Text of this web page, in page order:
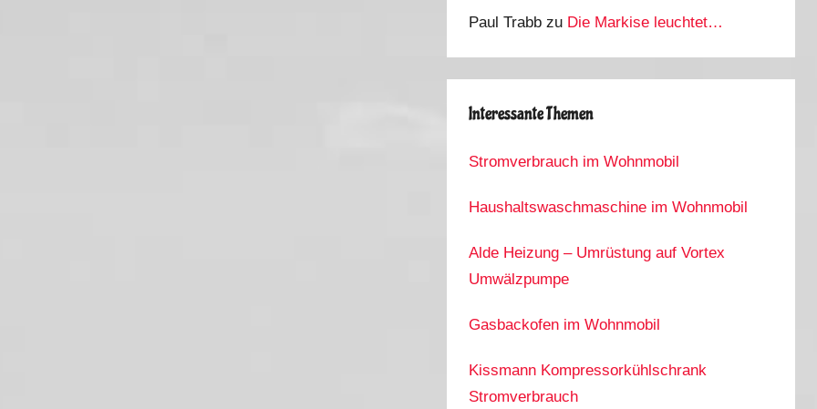
Paul Trabb zu Die Markise leuchtet…
Interessante Themen
Stromverbrauch im Wohnmobil
Haushaltswaschmaschine im Wohnmobil
Alde Heizung – Umrüstung auf Vortex
Umwälzpumpe
Gasbackofen im Wohnmobil
Kissmann Kompressorkühlschrank
Stromverbrauch